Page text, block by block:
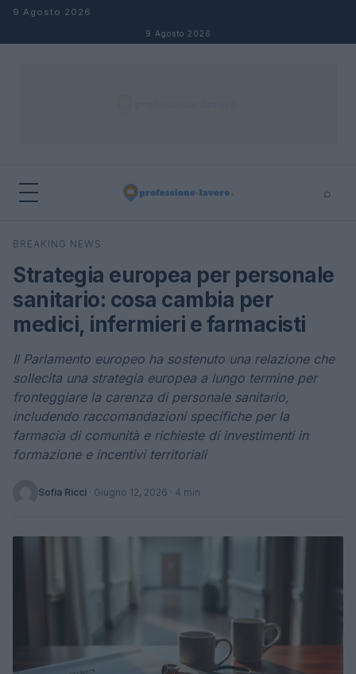
Salta al contenuto
9 Agosto 2026
9 Agosto 2026
⌕
Cerca
BREAKING NEWS
Strategia europea per personale
sanitario: cosa cambia per
medici, infermieri e farmacisti
Il Parlamento europeo ha sostenuto una relazione che
sollecita una strategia europea a lungo termine per
fronteggiare la carenza di personale sanitario,
includendo raccomandazioni specifiche per la
farmacia di comunità e richieste di investimenti in
formazione e incentivi territoriali
Sofia Ricci · Giugno 12, 2026 · 4 min